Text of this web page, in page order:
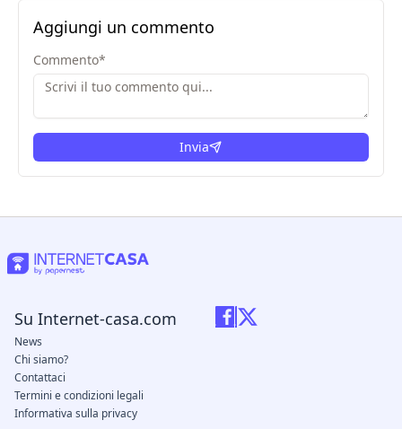
Aggiungi un commento
Commento*
Invia
Su Internet-casa.com
News
Chi siamo?
Contattaci
Termini e condizioni legali
Informativa sulla privacy